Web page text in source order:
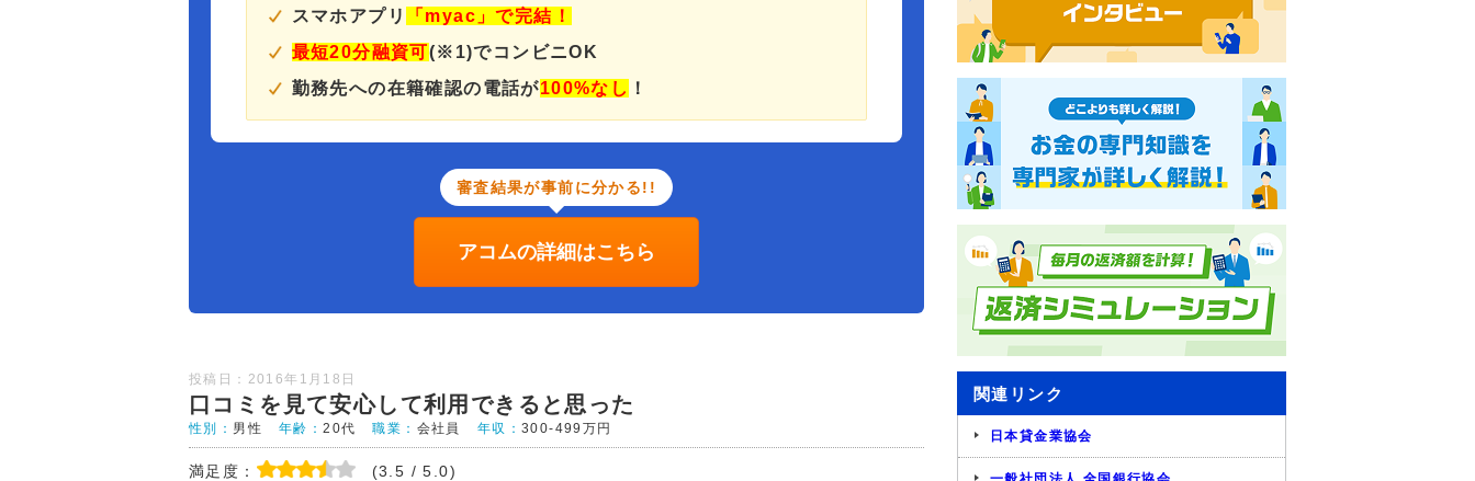
スマホアプリ
「myac」で完結！
最短20分融資可(※1)でコンビニOK
勤務先への在籍確認の電話が100%なし ！
審査結果が事前に分かる!!
アコムの詳細はこちら
投稿日：2016年1月18日
口コミを見て安心して利用できると思った
性別： 男性 年齢：20代 職業： 会社員 年収：300-499万円
満足度： (3.5 / 5.0)
関連リンク
日本貸金業協会